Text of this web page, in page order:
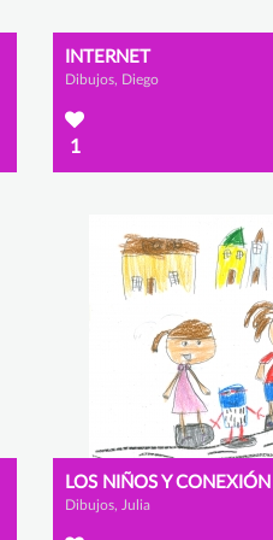
INTERNET
Dibujos, Diego
1
LOS NIÑOS Y CONEXIÓN
Dibujos, Julia